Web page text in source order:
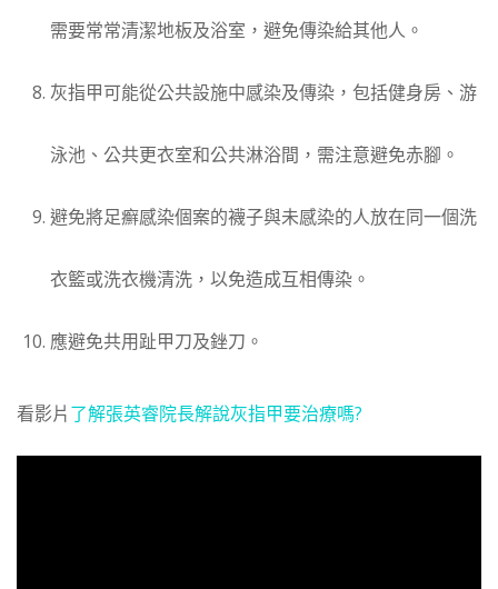
需要常常清潔地板及浴室，避免傳染給其他人。
灰指甲可能從公共設施中感染及傳染，包括健身房、游
泳池、公共更衣室和公共淋浴間，需注意避免赤腳。
避免將足癬感染個案的襪子與未感染的人放在同一個洗
衣籃或洗衣機清洗，以免造成互相傳染。
應避免共用趾甲刀及銼刀。
看影片了解張英睿院長解說灰指甲要治療嗎?